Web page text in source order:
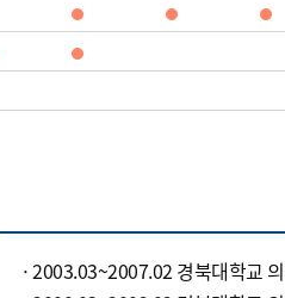
2003.03~2007.02 경북대학교